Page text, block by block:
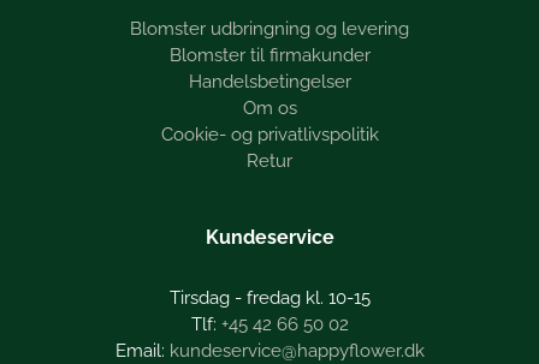
Blomster udbringning og levering
Blomster til firmakunder
Handelsbetingelser
Om os
Cookie- og privatlivspolitik
Retur
Kundeservice
Tirsdag - fredag kl. 10-15
+45 42 66 50 02
kundeservice@happyflower.dk